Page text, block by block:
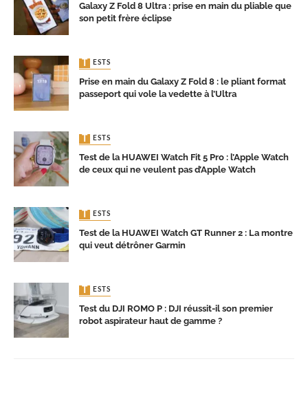
Galaxy Z Fold 8 Ultra : prise en main du pliable que
son petit frère éclipse
TESTS
Prise en main du Galaxy Z Fold 8 : le pliant format
passeport qui vole la vedette à l’Ultra
TESTS
Test de la HUAWEI Watch Fit 5 Pro : l’Apple Watch
de ceux qui ne veulent pas d’Apple Watch
TESTS
Test de la HUAWEI Watch GT Runner 2 : La montre
qui veut détrôner Garmin
TESTS
Test du DJI ROMO P : DJI réussit-il son premier
robot aspirateur haut de gamme ?